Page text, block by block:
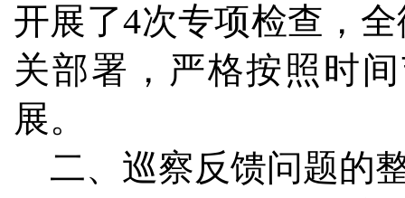
开展了4次专项检查，
关部署，严格按照时
展。
二、巡察反馈问题的